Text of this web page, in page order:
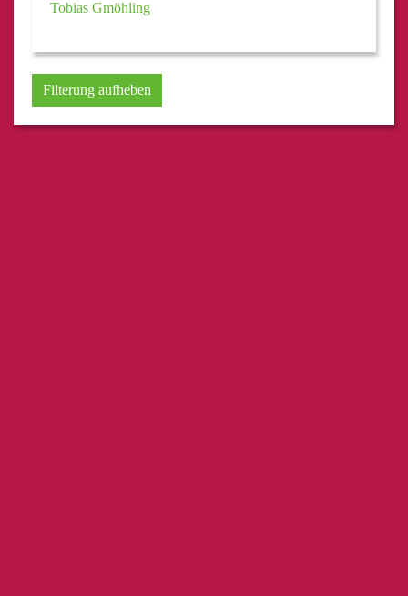
Tobias Gmöhling
Filterung aufheben